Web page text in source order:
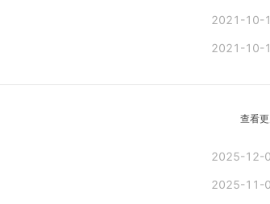
2021-10-
2021-10-
查看
2025-12-
2025-11-